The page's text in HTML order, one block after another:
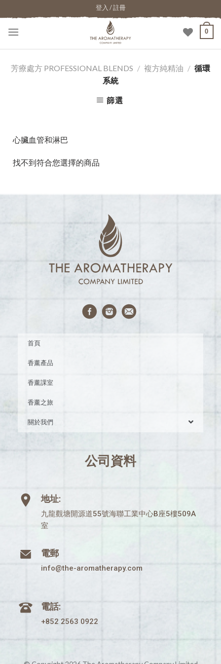
登入 / 註冊
0
芳療處方 PROFESSIONAL BLENDS / 複方純精油 / 循環
系統
篩選
心臟血管和淋巴
找不到符合您選擇的商品
首頁
香薰產品
香薰課室
香薰之旅
關於我們
公司資料
地址:
九龍觀塘開源道55號海聯工業中心B座5樓509A
室
電郵
info@the-aromatherapy.com
電話:
+852 2563 0922